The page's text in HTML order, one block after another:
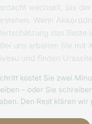
wechselt, bis
Wenn
das Beste
uns arbeiten Sie mit
und finden
kostet Sie zwei
– oder Sie
Den Rest klären